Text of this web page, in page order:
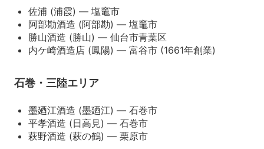
佐浦 (浦霞) — 塩竈市
阿部勘酒造 (阿部勘) — 塩竈市
勝山酒造 (勝山) — 仙台市青葉区
内ケ崎酒造店 (鳳陽) — 富谷市 (1661年創業)
石巻・三陸エリア
墨廼江酒造 (墨廼江) — 石巻市
平孝酒造 (日高見) — 石巻市
萩野酒造 (萩の鶴) — 栗原市